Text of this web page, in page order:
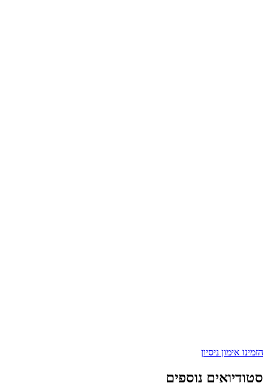
הזמינו אימון ניסיון
סטודיואים נוספים